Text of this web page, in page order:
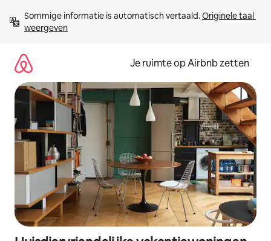
direct
naar
Sommige informatie is automatisch vertaald. Originele taal
weergeven
Je ruimte op Airbnb zetten